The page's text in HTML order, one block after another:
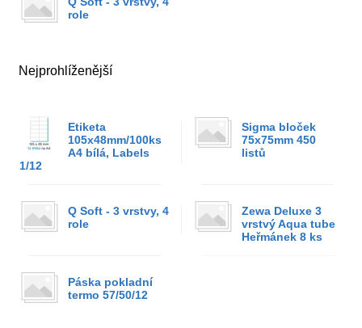
role
Nejprohlíženější
Etiketa
105x48mm/100ks
A4 bílá, Labels
1/12
Sigma bloček
75x75mm 450
listů
Q Soft - 3 vrstvy, 4
role
Zewa Deluxe 3
vrstvý Aqua tube
Heřmánek 8 ks
Páska pokladní
termo 57/50/12